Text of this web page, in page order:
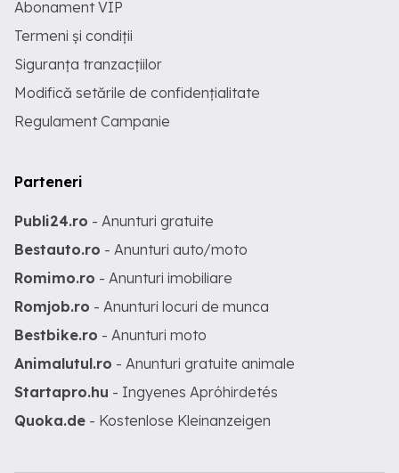
Abonament VIP
Termeni și condiții
Siguranța tranzacțiilor
Modifică setările de confidențialitate
Regulament Campanie
Parteneri
Publi24.ro - Anunturi gratuite
Bestauto.ro - Anunturi auto/moto
Romimo.ro - Anunturi imobiliare
Romjob.ro - Anunturi locuri de munca
Bestbike.ro - Anunturi moto
Animalutul.ro - Anunturi gratuite animale
Startapro.hu - Ingyenes Apróhirdetés
Quoka.de - Kostenlose Kleinanzeigen